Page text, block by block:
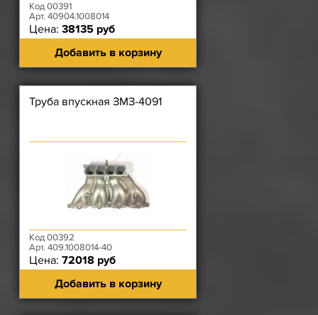
Код 00391
Арт. 40904.1008014
Цена: 38135 руб
Добавить в корзину
Труба впускная ЗМЗ-4091
Код 00392
Арт. 409.1008014-40
Цена: 72018 руб
Добавить в корзину